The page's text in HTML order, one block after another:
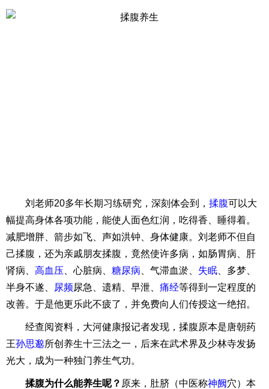
刘老师20多年长期习练研究，深刻体会到， 揉腹可以大
幅提高身体各项功能，能使人面色红润，吃得香、睡得着。
减肥增胖、箭步如飞、声如洪钟、身体健康。刘老师不但自
己揉腹，还为亲戚朋友揉腹，竟然使许多病，如肠胃病、肝
肾病、 高血压 、心脏病、 糖尿病 、气滞血淤、 失眠 、多梦、
半身不遂、
尿频尿急、遗精、早泄、 痛经等得到一定程度的
改善。于是他更乐此不疲了，并免费向人们传授这一绝招。
经查阅资料，大河健康报记者发现，揉腹原本是唐朝药
王孙思邈所创养生十三法之一，后来在武术界及少林寺发扬
光大，成为一种独门养生气功。
揉腹为什么能养生呢？ 原来，肚脐（中医称神阙穴）本